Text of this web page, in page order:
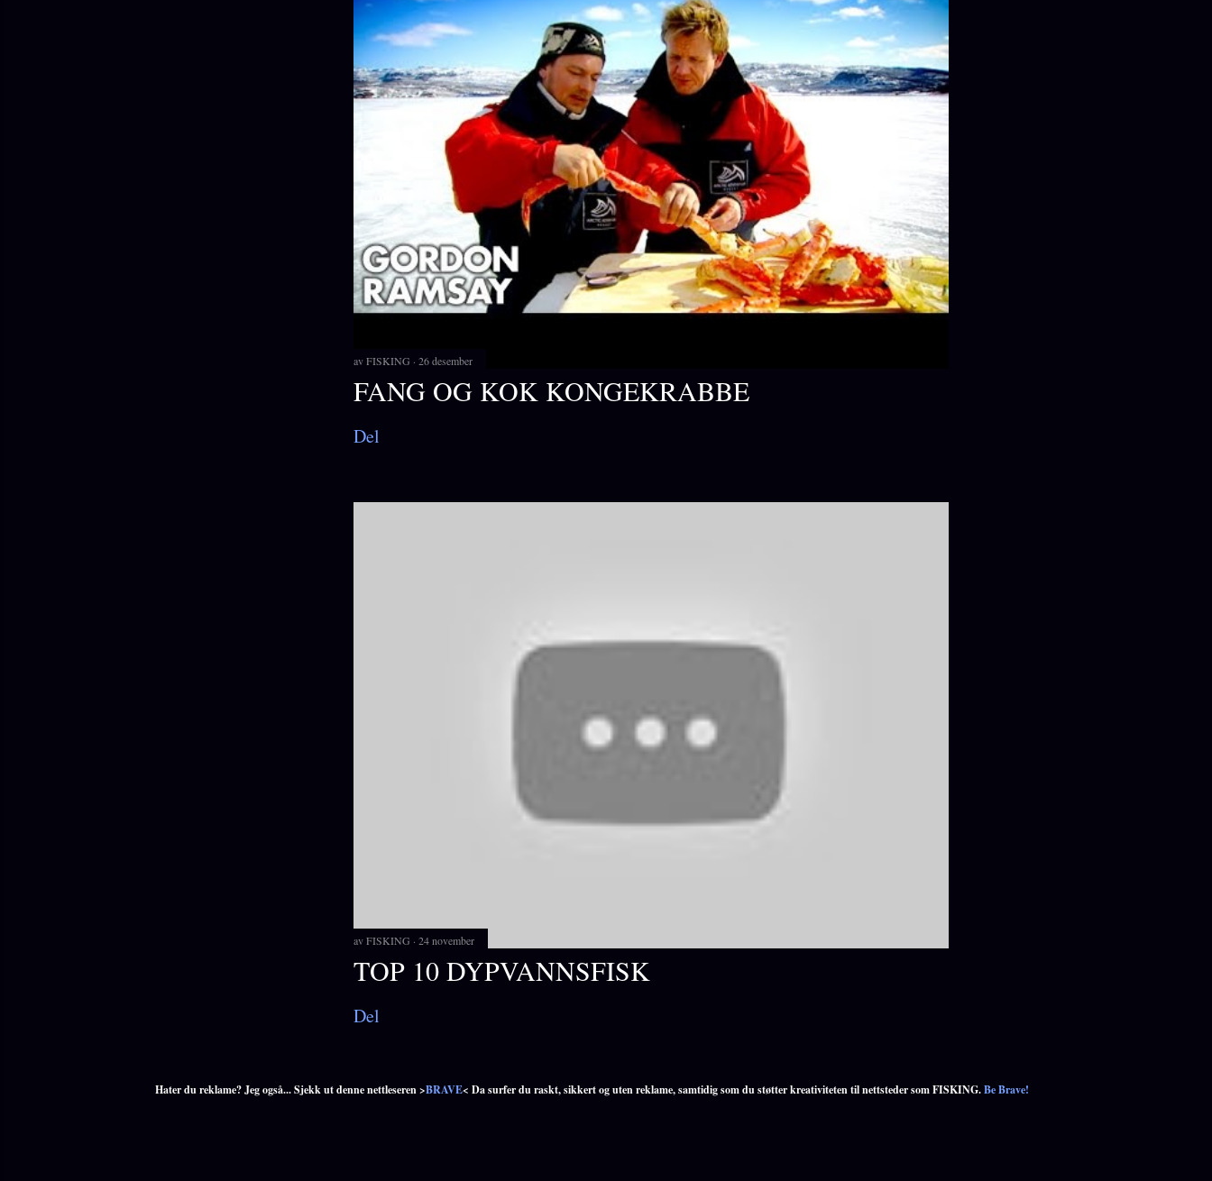
avFISKING 26 desember
FANG OG KOK KONGEKRABBE
Del
avFISKING 24 november
TOP 10 DYPVANNSFISK
Del
Hater du reklame? Jeg også... Sjekk ut denne nettleseren >BRAVE< Da surfer du raskt, sikkert og uten reklame, samtidig som du støtter kreativiteten til nettsteder som FISKING.Be Brave!